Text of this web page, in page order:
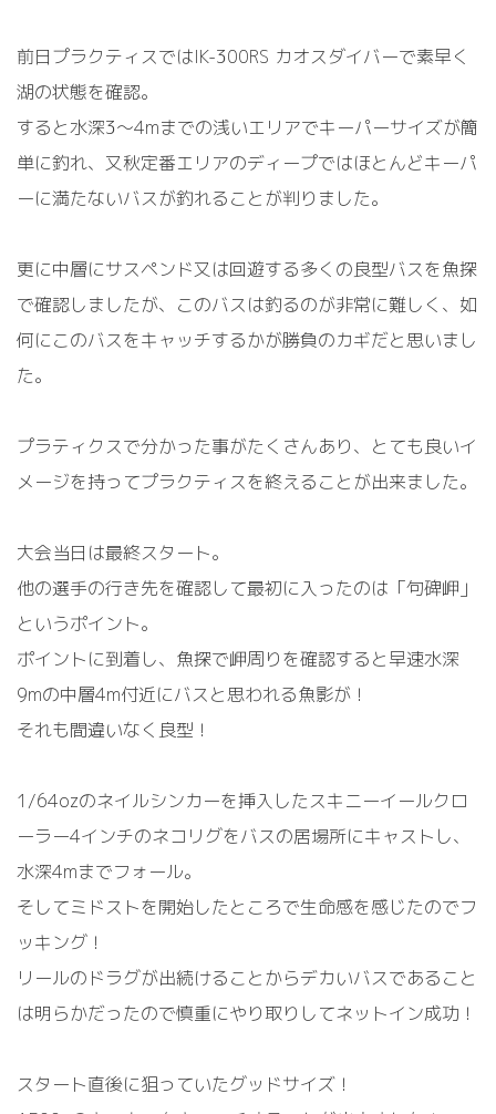
前日プラクティスではIK-300RS カオスダイバーで素早く
湖の状態を確認。
すると水深3～4mまでの浅いエリアでキーパーサイズが簡
単に釣れ、又秋定番エリアのディープではほとんどキーパ
ーに満たないバスが釣れることが判りました。
更に中層にサスペンド又は回遊する多くの良型バスを魚探
で確認しましたが、このバスは釣るのが非常に難しく、如
何にこのバスをキャッチするかが勝負のカギだと思いまし
た。
プラティクスで分かった事がたくさんあり、とても良いイ
メージを持ってプラクティスを終えることが出来ました。
大会当日は最終スタート。
他の選手の行き先を確認して最初に入ったのは「句碑岬」
というポイント。
ポイントに到着し、魚探で岬周りを確認すると早速水深
9mの中層4m付近にバスと思われる魚影が！
それも間違いなく良型！
1/64ozのネイルシンカーを挿入したスキニーイールクロ
ーラー4インチのネコリグをバスの居場所にキャストし、
水深4mまでフォール。
そしてミドストを開始したところで生命感を感じたのでフ
ッキング！
リールのドラグが出続けることからデカいバスであること
は明らかだったので慎重にやり取りしてネットイン成功！
スタート直後に狙っていたグッドサイズ！